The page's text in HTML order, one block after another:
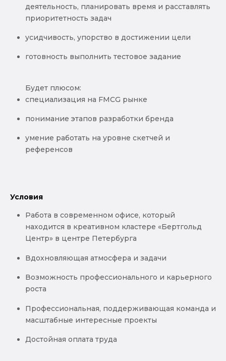
деятельность, планировать время и расставлять
приоритетность задач
усидчивость, упорство в достижении цели
готовность выполнить тестовое задание
Будет плюсом:
специализация на FMCG рынке
понимание этапов разработки бренда
умение работать на уровне скетчей и
референсов
Условия
Работа в современном офисе, который
находится в креативном кластере «Бертгольд
Центр» в центре Петербурга
Вдохновляющая атмосфера и задачи
Возможность профессионального и карьерного
роста
Профессиональная, поддерживающая команда и
масштабные интересные проекты
Достойная оплата труда